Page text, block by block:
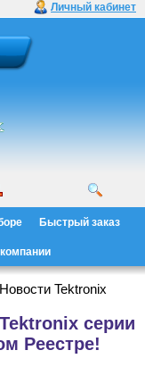
Личный кабинет
Быстрый заказ
Новости Tektronix
серии
Реестре!